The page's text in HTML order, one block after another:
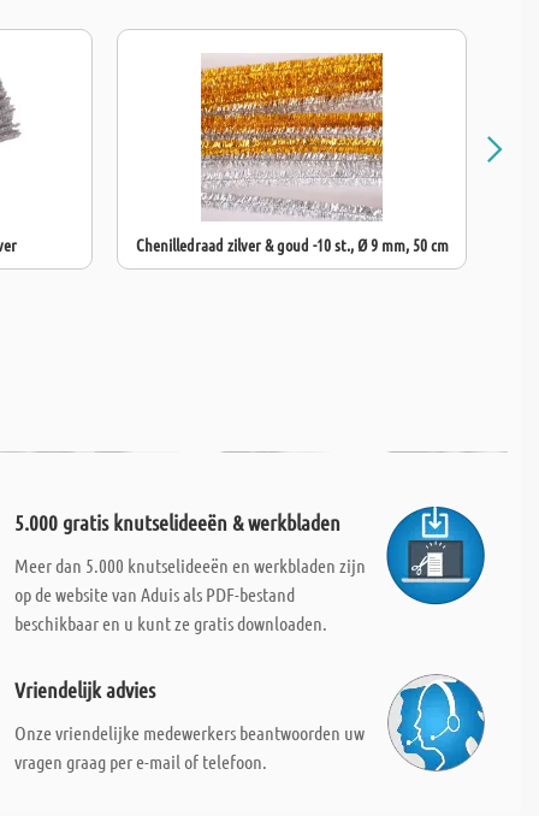
Chenilledraad zilver & goud -10 st., Ø 9 mm, 50 cm
5.000 gratis knutselideeën & werkbladen
Meer dan 5.000 knutselideeën en werkbladen zijn
op de website van Aduis als PDF-bestand
beschikbaar en u kunt ze gratis downloaden.
Vriendelijk advies
Onze vriendelijke medewerkers beantwoorden uw
vragen graag per e-mail of telefoon.